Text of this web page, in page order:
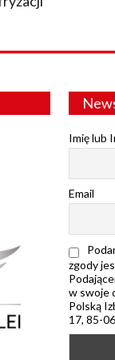
Imię lub
Email
zgody
w swoje
Polską
17, 85-